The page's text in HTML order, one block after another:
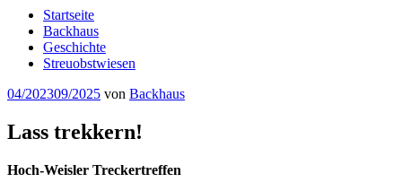
Startseite
Backhaus
Geschichte
Streuobstwiesen
Veröffentlicht
04/202309/2025 von Backhaus
Lass trekkern!
Hoch-Weisler Treckertreffen